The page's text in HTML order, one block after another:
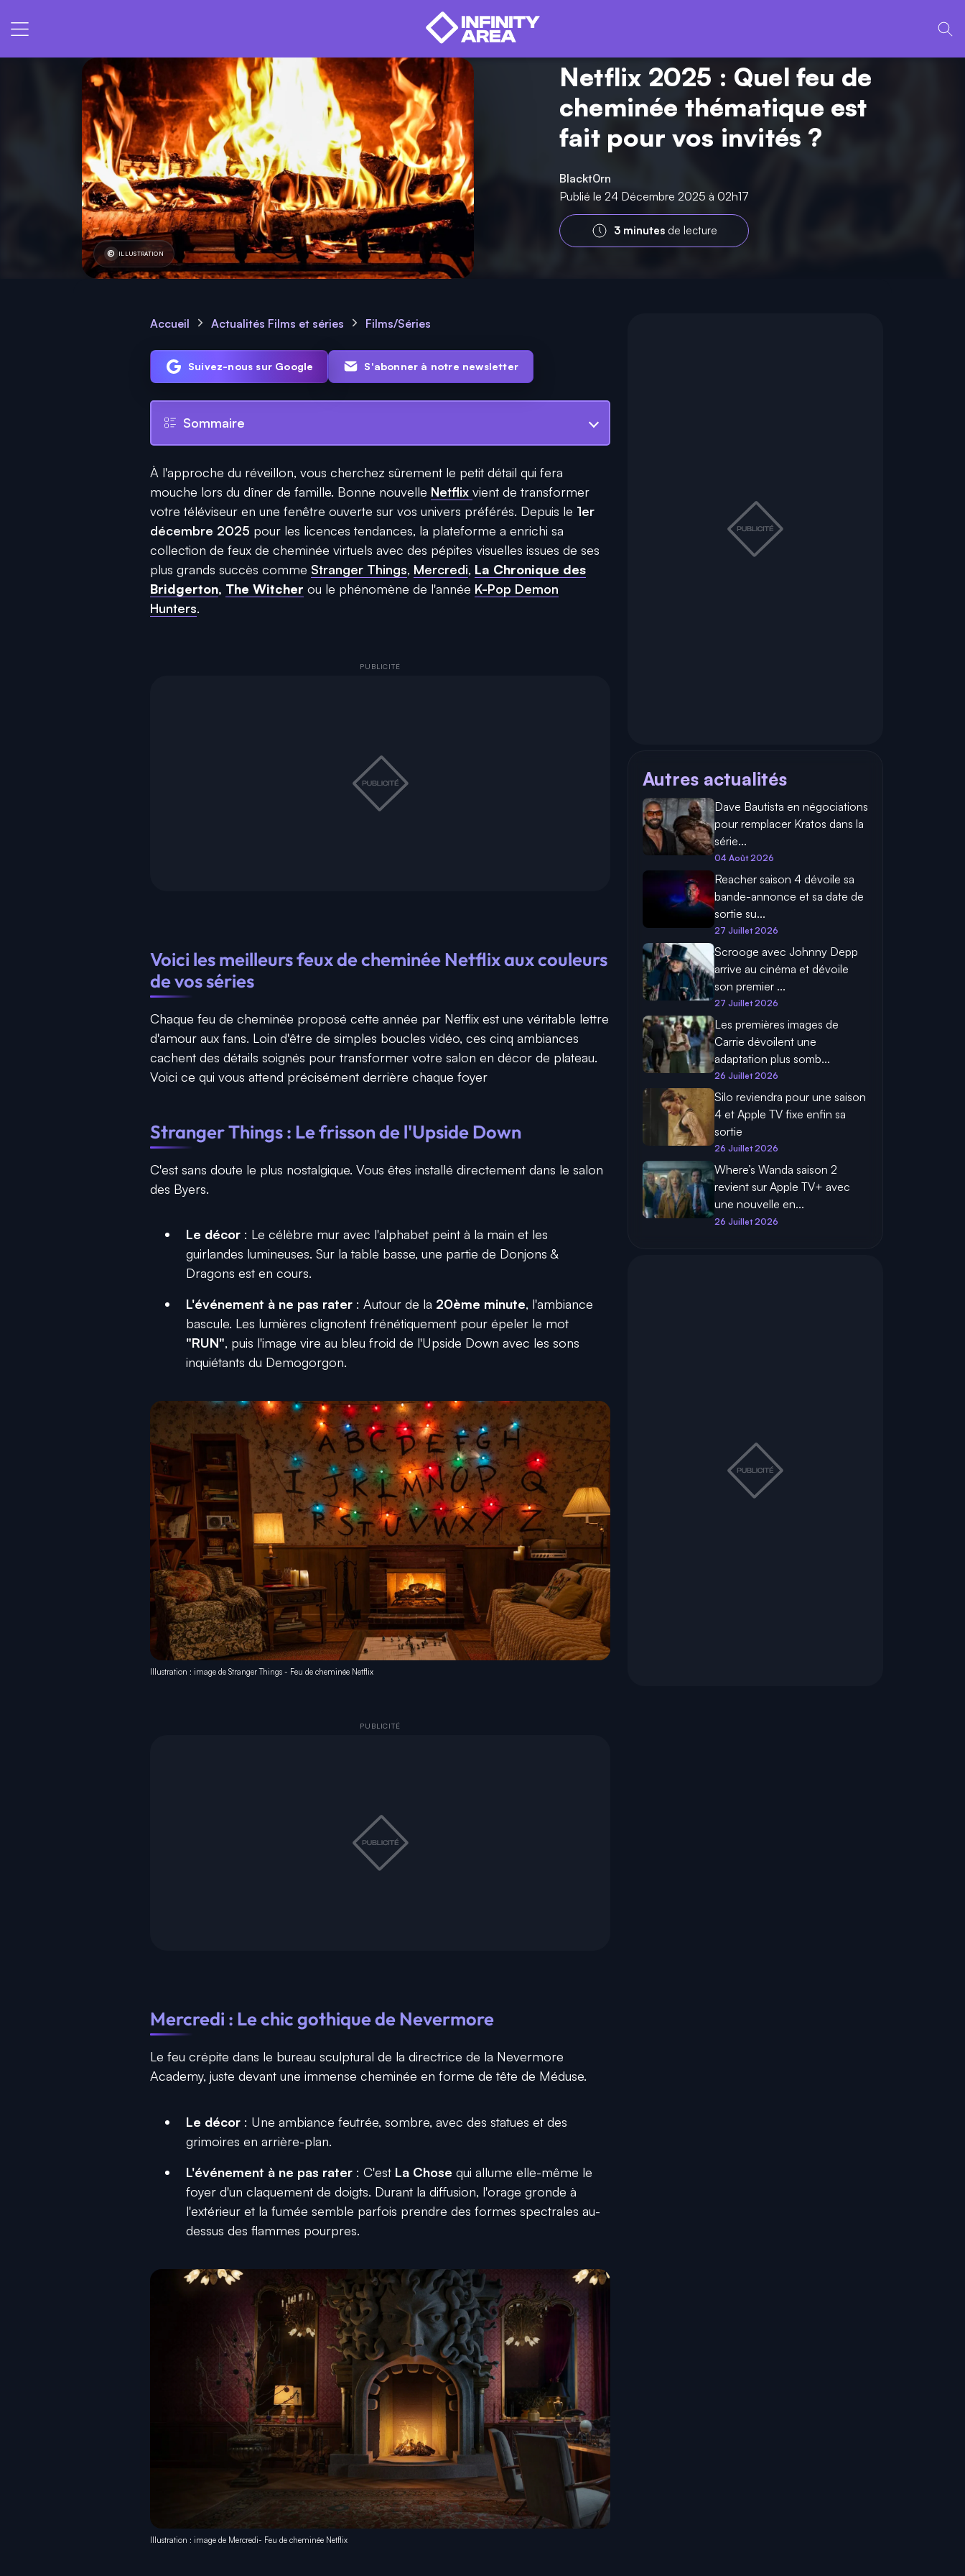
ILLUSTRATION
Netflix 2025 : Quel feu de
cheminée thématique est
fait pour vos invités ?
Blackt0rn
Publié le 24 Décembre 2025 à 02h17
3 minutes de lecture
Accueil Actualités Films et séries Films/Séries
Suivez-nous sur Google S'abonner à notre newsletter
Sommaire
À l'approche du réveillon, vous cherchez sûrement le petit détail qui fera
mouche lors du dîner de famille. Bonne nouvelle Netflix vient de transformer
votre téléviseur en une fenêtre ouverte sur vos univers préférés. Depuis le 1er
décembre 2025 pour les licences tendances, la plateforme a enrichi sa
collection de feux de cheminée virtuels avec des pépites visuelles issues de ses
plus grands succès comme Stranger Things, Mercredi, La Chronique des
Bridgerton, The Witcher ou le phénomène de l'année K-Pop Demon
Hunters.
Voici les meilleurs feux de cheminée Netflix aux couleurs
de vos séries
Chaque feu de cheminée proposé cette année par Netflix est une véritable lettre
d'amour aux fans. Loin d'être de simples boucles vidéo, ces cinq ambiances
cachent des détails soignés pour transformer votre salon en décor de plateau.
Voici ce qui vous attend précisément derrière chaque foyer
Stranger Things : Le frisson de l'Upside Down
C'est sans doute le plus nostalgique. Vous êtes installé directement dans le salon
des Byers.
Le décor : Le célèbre mur avec l'alphabet peint à la main et les
guirlandes lumineuses. Sur la table basse, une partie de Donjons &
Dragons est en cours.
L'événement à ne pas rater : Autour de la 20ème minute, l'ambiance
bascule. Les lumières clignotent frénétiquement pour épeler le mot
"RUN", puis l'image vire au bleu froid de l'Upside Down avec les sons
inquiétants du Demogorgon.
Illustration : image de Stranger Things - Feu de cheminée Netflix
Mercredi : Le chic gothique de Nevermore
Le feu crépite dans le bureau sculptural de la directrice de la Nevermore
Academy, juste devant une immense cheminée en forme de tête de Méduse.
Le décor : Une ambiance feutrée, sombre, avec des statues et des
grimoires en arrière-plan.
L'événement à ne pas rater : C'est La Chose qui allume elle-même le
foyer d'un claquement de doigts. Durant la diffusion, l'orage gronde à
l'extérieur et la fumée semble parfois prendre des formes spectrales au-
dessus des flammes pourpres.
Illustration : image de Mercredi- Feu de cheminée Netflix
Autres actualités
Dave Bautista en négociations
pour remplacer Kratos dans la
série...
04 Août 2026
Reacher saison 4 dévoile sa
bande-annonce et sa date de
sortie su...
27 Juillet 2026
Scrooge avec Johnny Depp
arrive au cinéma et dévoile
son premier ...
27 Juillet 2026
Les premières images de
Carrie dévoilent une
adaptation plus somb...
26 Juillet 2026
Silo reviendra pour une saison
4 et Apple TV fixe enfin sa
sortie
26 Juillet 2026
Where’s Wanda saison 2
revient sur Apple TV+ avec
une nouvelle en...
26 Juillet 2026